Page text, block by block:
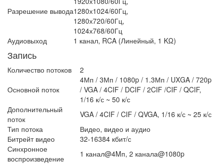
Разрешение вывода1280х1024/60Гц,
1280х720/60Гц,
1024х768/60Гц
Аудиовыход
1 канал, RCA (Линейный, 1 KΩ)
Запись
Количество потоков
2
Основной поток
4Мп / 3Мп / 1080p / 1.3Мп / UXGA / 720p
/ VGA / 4CIF / DCIF / 2CIF /CIF / QCIF,
1/16 к/с ~ 50 к/с
Дополнительный
поток
VGA / 4CIF / CIF / QVGA, 1/16 к/с ~ 25 к/с
Тип потока
Видео, видео и аудио
Битрейт видео
32-16384 кбит/с
Синхронное
воспроизведение
1 канал@4Mп, 2 канала@1080p